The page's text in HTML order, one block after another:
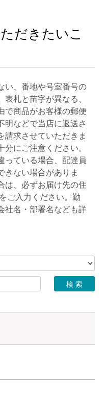
だきたいこ
い、番地や号室番号の
札と苗字が異なる、
で商品がお客様の郵便
明などで当店に返送さ
請求させていただきま
にご注意ください。
っている場合、配達員
きない場合がありま
は、必ずお届け先の住
ご入力ください。勤
社名・部署名なども詳